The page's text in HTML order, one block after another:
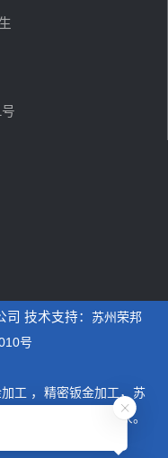
技术支持： 苏州荣邦
号
工 ， 精密钣金加工， 苏
钣金加工为主的厂家。